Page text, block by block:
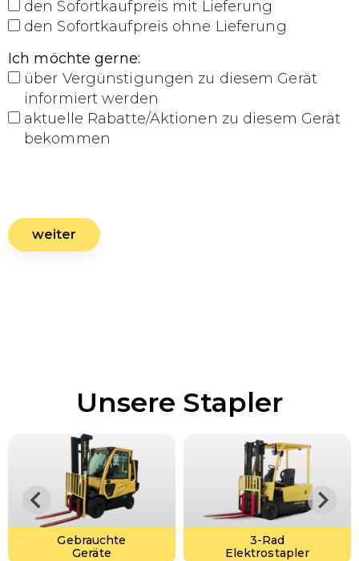
den Sofortkaufpreis mit Lieferung
den Sofortkaufpreis ohne Lieferung
Ich möchte gerne:
über Vergünstigungen zu diesem Gerät
informiert werden
aktuelle Rabatte/Aktionen zu diesem Gerät
bekommen
weiter
Unsere Stapler
Gebrauchte
Geräte
3-Rad
Elektrostapler